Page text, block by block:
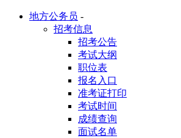
地方公务员 -
招考信息
招考公告
考试大纲
职位表
报名入口
准考证打印
考试时间
成绩查询
面试名单